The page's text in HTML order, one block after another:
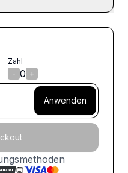
Zahl
- 0 +
Anwenden